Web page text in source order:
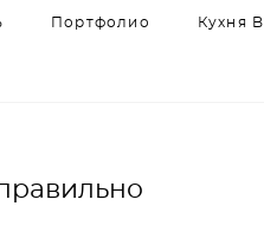
Портфолио Кухня